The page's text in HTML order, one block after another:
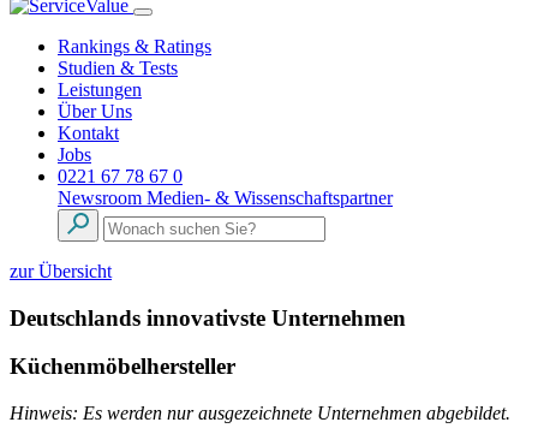
Rankings & Ratings
Studien & Tests
Leistungen
Über Uns
Kontakt
Jobs
0221 67 78 67 0
Newsroom Medien- & Wissenschaftspartner
zur Übersicht
Deutschlands innovativste Unternehmen
Küchenmöbelhersteller
Hinweis: Es werden nur ausgezeichnete Unternehmen abgebildet.